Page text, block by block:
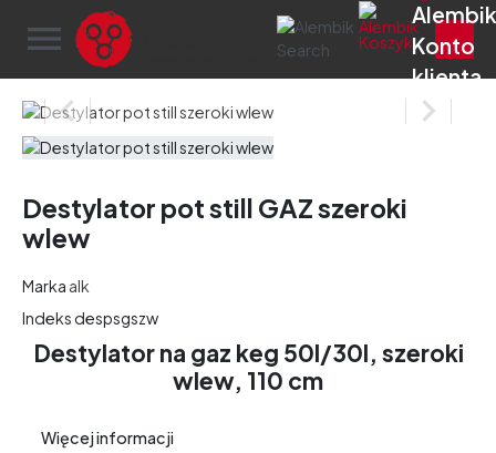
menu
 
Destylator pot still GAZ szeroki
wlew
Marka alk
Indeks despsgszw
Destylator na gaz keg 50l/30l, szeroki
wlew, 110 cm
Więcej informacji